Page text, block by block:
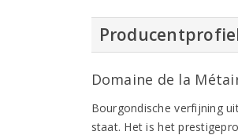
Domaine de la
Bourgondische verfijning
staat. Het is het